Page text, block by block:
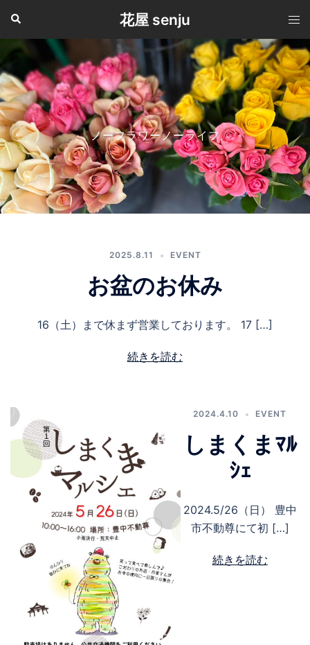
ン
ツ
へ
ス
キ
ッ
プ
検
索
花屋 senju
ト
グ
ル
メ
ニ
ュ
ー
ノーフラワーノーライフ
2025.8.11 EVENT
お盆のお休み
16（土）まで休まず営業しております。 17 […]
続きを読む
2024.4.10 EVENT
しまくまﾏﾙ
ｼｪ
2024.5/26（日） 豊中
市不動尊にて初 […]
続きを読む